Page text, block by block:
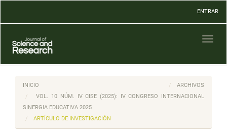
Contenido
Barra
lateral
ENTRAR
INICIO
ARCHIVOS
VOL. 10 NÚM. IV CISE (2025): IV CONGRESO INTERNACIONAL
SINERGIA EDUCATIVA 2025
ARTÍCULO DE INVESTIGACIÓN